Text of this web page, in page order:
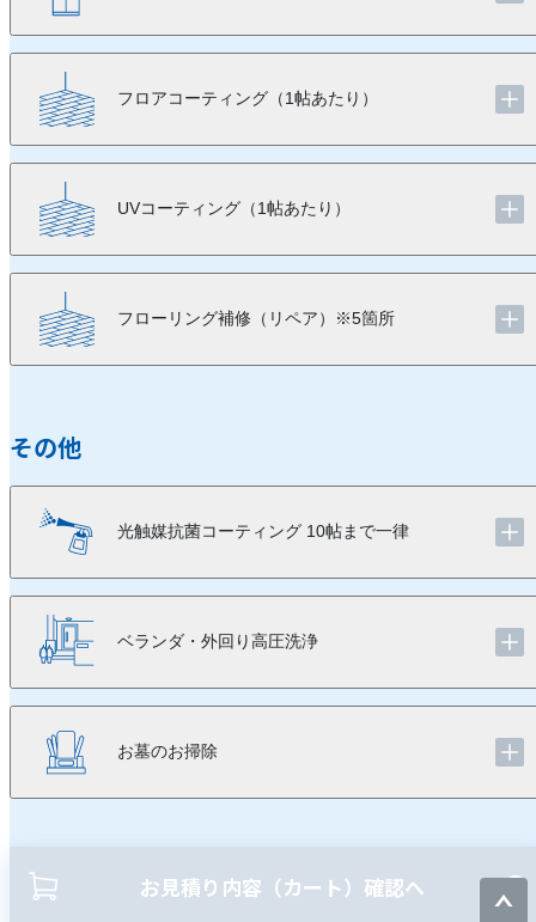
フロアコーティング（1帖あたり）
UVコーティング（1帖あたり）
フローリング補修（リペア）※5箇所
その他
光触媒抗菌コーティング 10帖まで一律
ベランダ・外回り高圧洗浄
お墓のお掃除
お見積り内容（カート）確認ヘ